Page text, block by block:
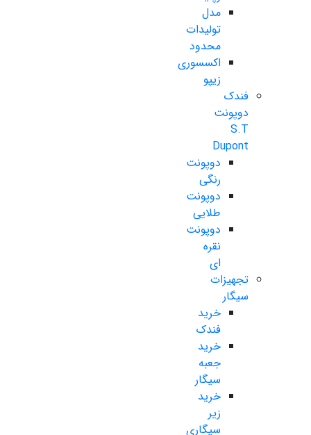
مدل
تولیدات
محدود
اکسسوری
زیپو
فندک
دوپونت
S.T
Dupont
دوپونت
رنگی
دوپونت
طلایی
دوپونت
نقره
ای
تجهیزات
سیگار
خرید
فندک
خرید
جعبه
سیگار
خرید
زیر
سیگاری